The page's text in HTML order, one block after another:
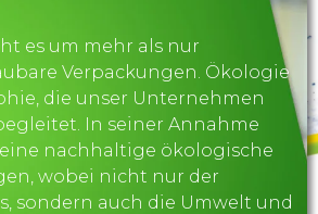
es um mehr als nur
Verpackungen. Ökologie
die unser Unternehmen
In seiner Annahme
nachhaltige ökologische
wobei nicht nur der
sondern auch die Umwelt und